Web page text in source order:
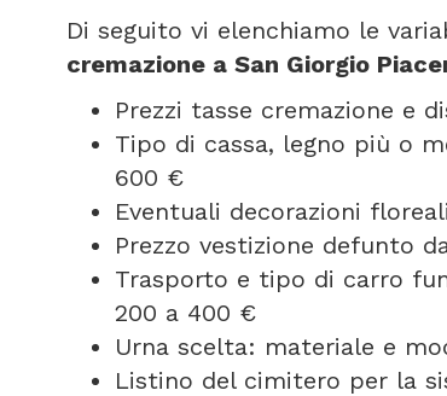
Di seguito vi elenchiamo le
cremazione a San Giorgio
Prezzi tasse cremazione e
Tipo di cassa, legno più o
600 €
Eventuali decorazioni
Prezzo vestizione defunto
Trasporto e tipo di carro
200 a 400 €
Urna scelta: materiale e
Listino del cimitero per la